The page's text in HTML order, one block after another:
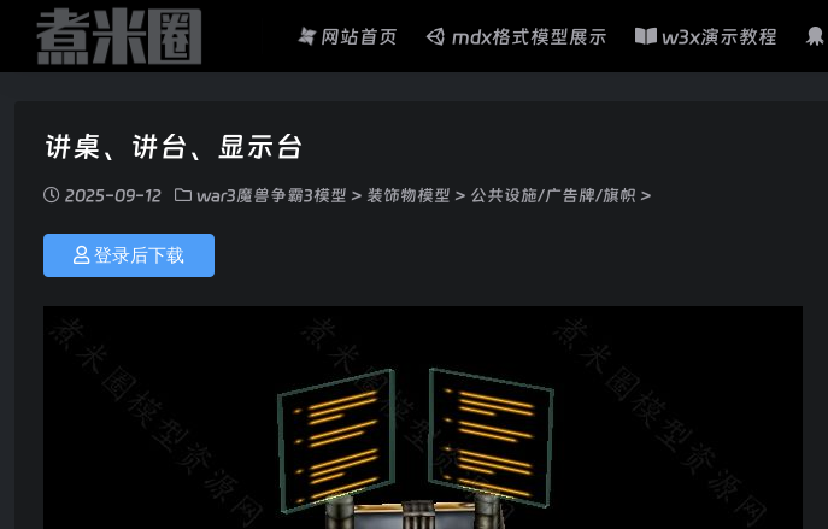
网站首页 mdx格式模型展示 w3x演示教程
讲桌、讲台、显示台
2025-09-12 war3魔兽争霸3模型 > 装饰物模型 > 公共设施/广告牌/旗帜 >
登录后下载